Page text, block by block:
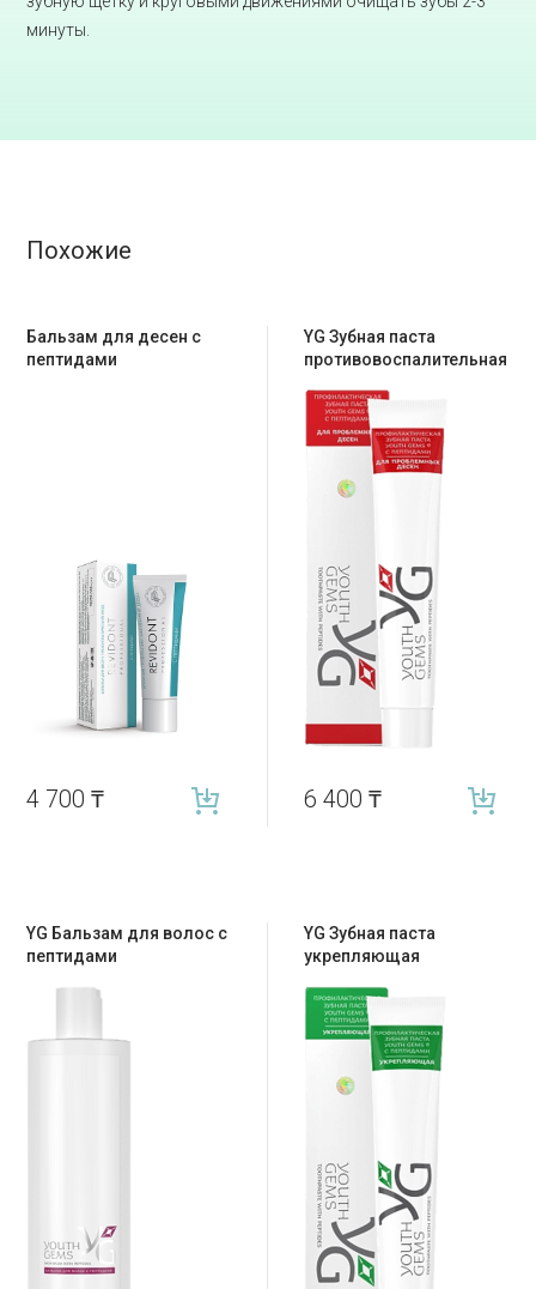
минуты.
Похожие
Бальзам для десен с
пептидами
4 700₸
YG Зубная паста
противовоспалительная
6 400 ₸
YG Бальзам для волос с
пептидами
YG Зубная паста
укрепляющая